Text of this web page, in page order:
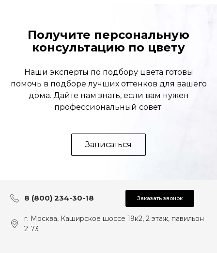
Получите персональную
консультацию по цвету
Наши эксперты по подбору цвета готовы
помочь в подборе лучших оттенков для вашего
дома. Дайте нам знать, если вам нужен
профессиональный совет.
Записаться
8 (800) 234-30-18 Заказать звонок
г. Москва, Каширское шоссе 19к2, 2 этаж, павильон
2-73